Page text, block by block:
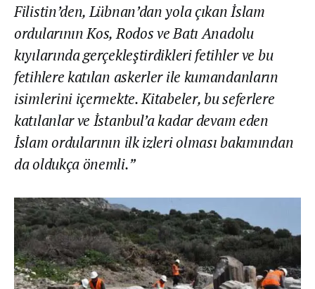
Filistin’den, Lübnan’dan yola çıkan İslam
ordularının Kos, Rodos ve Batı Anadolu
kıyılarında gerçekleştirdikleri fetihler ve bu
fetihlere katılan askerler ile kumandanların
isimlerini içermekte. Kitabeler, bu seferlere
katılanlar ve İstanbul’a kadar devam eden
İslam ordularının ilk izleri olması bakımından
da oldukça önemli.”